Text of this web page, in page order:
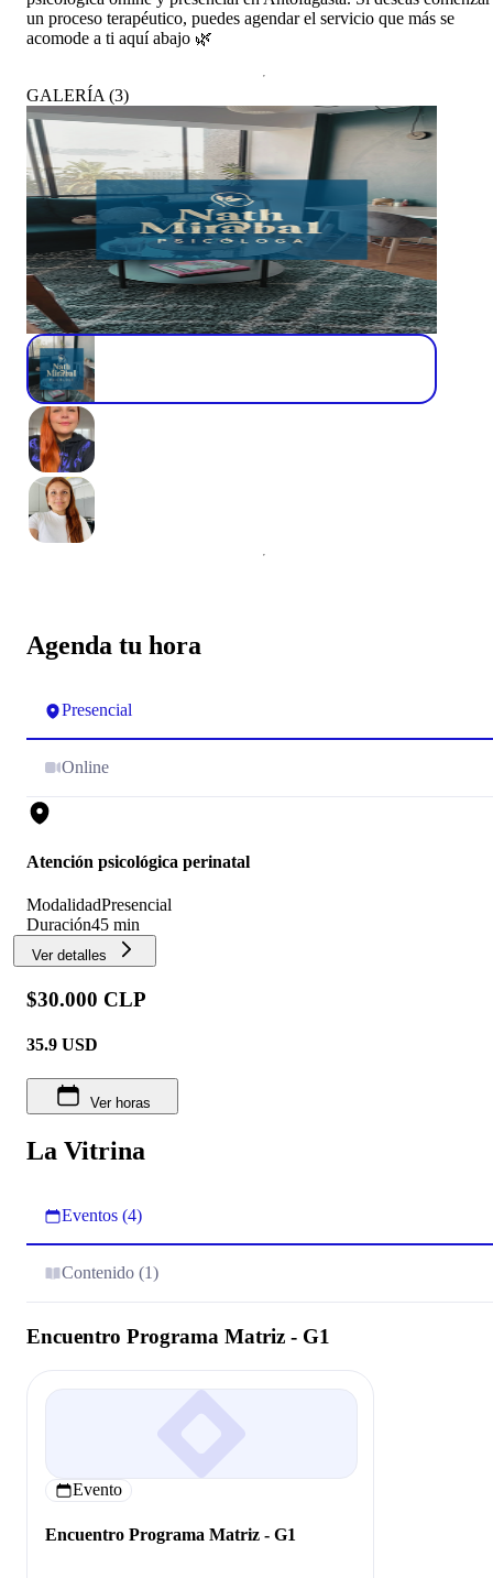
Agenda tu hora
Presencial
Online
Atención psicológica perinatal
ModalidadPresencial
Duración45 min
Ver detalles
$30.000 CLP
35.9 USD
Ver horas
La Vitrina
Eventos (4)
Contenido (1)
Encuentro Programa Matriz - G1
Evento
Encuentro Programa Matriz - G1
un proceso terapéutico, puedes agendar el servicio que más se
acomode a ti aquí abajo 🌿
GALERÍA (3)